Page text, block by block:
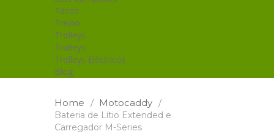
Tacos
Treino
Trolleys
Trolleys
Trolleys Eléctricos
Blog
Home / Motocaddy /
Bateria de Lítio Extended e
Carregador M-Series